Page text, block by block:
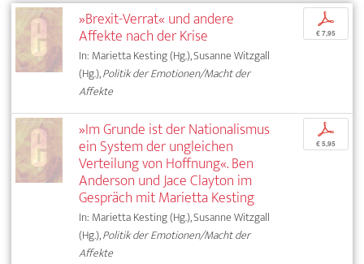
»Brexit-Verrat« und andere
Affekte nach der Krise
In: Marietta Kesting (Hg.), Susanne Witzgall
(Hg.),Politik der Emotionen/Macht der
Affekte
p
€ 7,95
»Im Grunde ist der Nationalismus
ein System der ungleichen
Verteilung von Hoffnung«. Ben
Anderson und Jace Clayton im
Gespräch mit Marietta Kesting
In: Marietta Kesting (Hg.), Susanne Witzgall
(Hg.),Politik der Emotionen/Macht der
Affekte
p
€ 5,95